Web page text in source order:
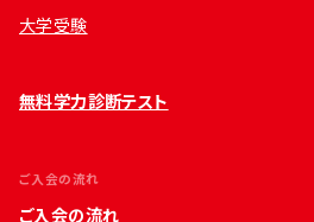
大学受験
無料学力診断テスト
ご入会の流れ
ご入会の流れ